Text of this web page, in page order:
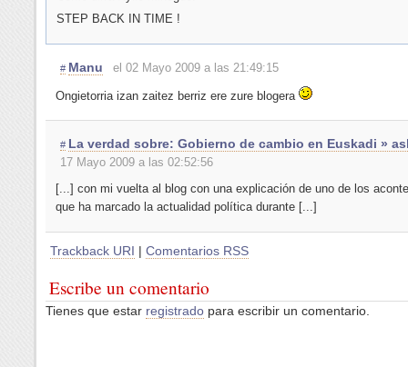
STEP BACK IN TIME !
# Manu el 02 Mayo 2009 a las 21:49:15
Ongietorria izan zaitez berriz ere zure blogera
# La verdad sobre: Gobierno de cambio en Euskadi »
17 Mayo 2009 a las 02:52:56
[...] con mi vuelta al blog con una explicación de uno de los
que ha marcado la actualidad política durante [...]
Trackback URI | Comentarios RSS
Escribe un comentario
Tienes que estar registrado para escribir un comentario.